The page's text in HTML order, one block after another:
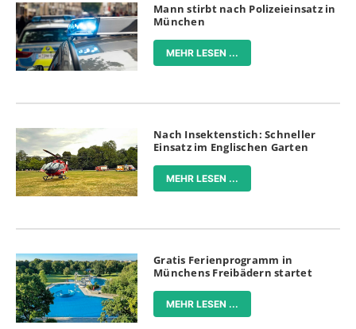
Mann stirbt nach Polizeieinsatz in
München
MEHR LESEN ...
Nach Insektenstich: Schneller
Einsatz im Englischen Garten
MEHR LESEN ...
Gratis Ferienprogramm in
Münchens Freibädern startet
MEHR LESEN ...